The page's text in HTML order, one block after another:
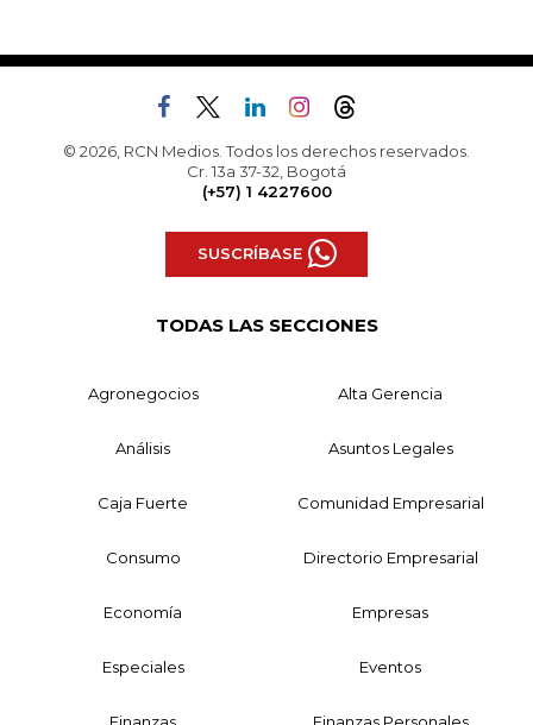
© 2026, RCN Medios. Todos los derechos reservados.
Cr. 13a 37-32, Bogotá
(+57) 1 4227600
SUSCRÍBASE
TODAS LAS SECCIONES
Agronegocios Alta Gerencia
Análisis Asuntos Legales
Caja Fuerte Comunidad Empresarial
Consumo Directorio Empresarial
Economía Empresas
Especiales Eventos
Finanzas Finanzas Personales